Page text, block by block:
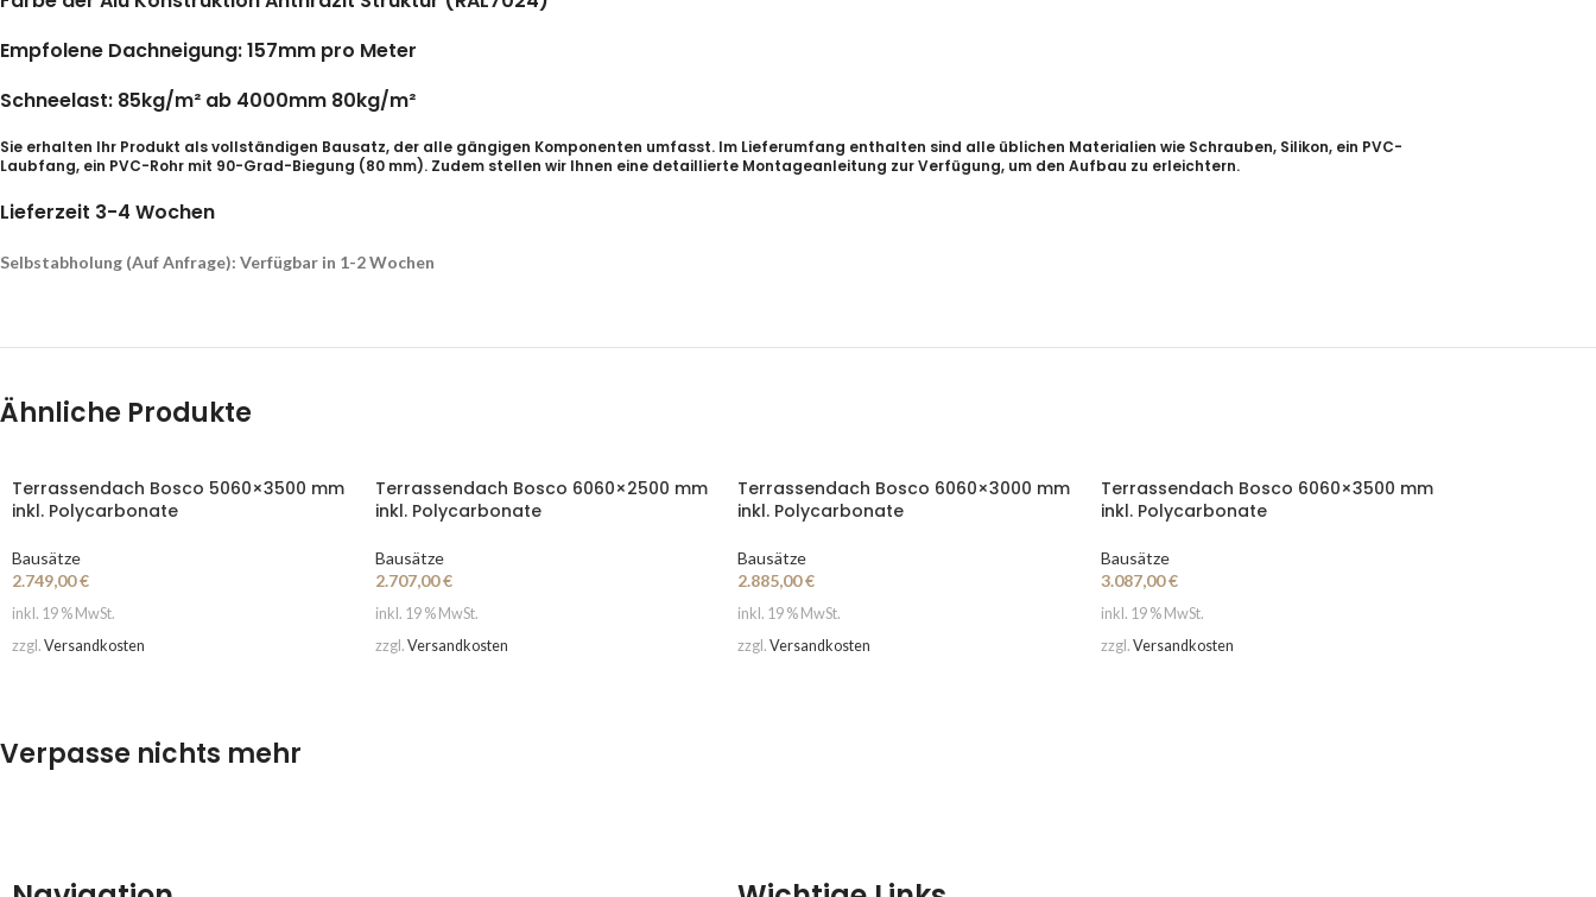
Empfolene Dachneigung: 157mm pro Meter
Schneelast: 85kg/m² ab 4000mm 80kg/m²
Sie erhalten Ihr Produkt als vollständigen Bausatz, der alle gängigen Komponenten umfasst. Im Lieferumfang enthalten sind alle üblichen Materialien wie Schrauben, Silikon, ein PVC-
Laubfang, ein PVC-Rohr mit 90-Grad-Biegung (80 mm). Zudem stellen wir Ihnen eine detaillierte Montageanleitung zur Verfügung, um den Aufbau zu erleichtern.
Lieferzeit 3-4 Wochen
Selbstabholung (Auf Anfrage): Verfügbar in 1-2 Wochen
Ähnliche Produkte
Terrassendach Bosco 5060×3500 mm
inkl. Polycarbonate
Bausätze
2.749,00€
inkl. 19 % MwSt.
zzgl. Versandkosten
Terrassendach Bosco 6060×2500 mm
inkl. Polycarbonate
Bausätze
2.707,00€
inkl. 19 % MwSt.
zzgl. Versandkosten
Terrassendach Bosco 6060×3000 mm
inkl. Polycarbonate
Bausätze
2.885,00€
inkl. 19 % MwSt.
zzgl. Versandkosten
Terrassendach Bosco 6060×3500 mm
inkl. Polycarbonate
Bausätze
3.087,00€
inkl. 19 % MwSt.
zzgl. Versandkosten
Verpasse nichts mehr